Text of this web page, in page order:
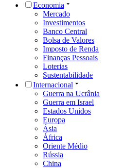
Economia
Mercado
Investimentos
Banco Central
Bolsa de Valores
Imposto de Renda
Finanças Pessoais
Loterias
Sustentabilidade
Internacional
Guerra na Ucrânia
Guerra em Israel
Estados Unidos
Europa
Ásia
África
Oriente Médio
Rússia
China